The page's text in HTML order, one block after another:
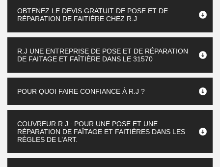
OBTENEZ LE DEVIS GRATUIT DE POSE ET DE
RÉPARATION DE FAITIÈRE CHEZ R.J
R.J UNE ENTREPRISE DE POSE ET DE RÉPARATION
DE FAITAGE ET FAÎTIÈRE DANS LE 31570
POUR QUOI FAIRE CONFIANCE À R.J ?
COUVREUR R.J : POUR UNE POSE ET UNE
RÉPARATION DE FAÎTAGE ET FAITIÈRES DANS LES
RÈGLES DE L’ART.